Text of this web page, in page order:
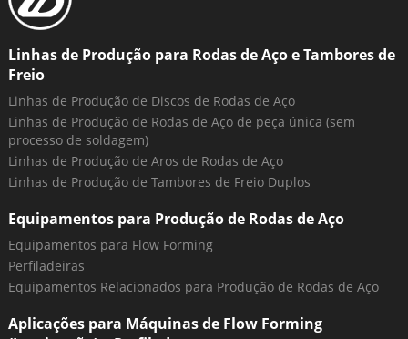
Linhas de Produção para Rodas de Aço e Tambores de
Freio
Linhas de Produção de Discos de Rodas de Aço
Linhas de Produção de Rodas de Aço de peça única (sem
processo de soldagem)
Linhas de Produção de Aros de Rodas de Aço
Linhas de Produção de Tambores de Freio Duplos
Equipamentos para Produção de Rodas de Aço
Equipamentos para Flow Forming
Perfiladeiras
Equipamentos Relacionados para Produção de Rodas de Aço
Aplicações para Máquinas de Flow Forming